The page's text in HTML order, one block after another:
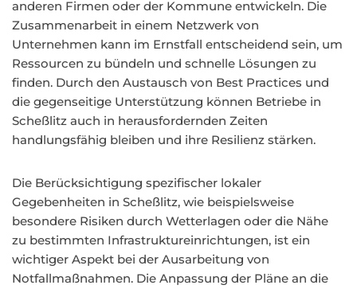
anderen Firmen oder der Kommune entwickeln. Die
Zusammenarbeit in einem Netzwerk von
Unternehmen kann im Ernstfall entscheidend sein, um
Ressourcen zu bündeln und schnelle Lösungen zu
finden. Durch den Austausch von Best Practices und
die gegenseitige Unterstützung können Betriebe in
Scheßlitz auch in herausfordernden Zeiten
handlungsfähig bleiben und ihre Resilienz stärken.
Die Berücksichtigung spezifischer lokaler
Gegebenheiten in Scheßlitz, wie beispielsweise
besondere Risiken durch Wetterlagen oder die Nähe
zu bestimmten Infrastruktureinrichtungen, ist ein
wichtiger Aspekt bei der Ausarbeitung von
Notfallmaßnahmen. Die Anpassung der Pläne an die